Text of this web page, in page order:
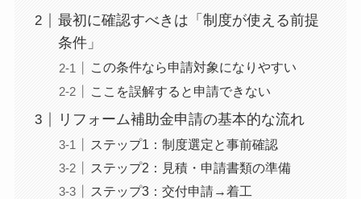
最初に確認すべきは「制度が使える前提
条件」
この条件なら申請対象になりやすい
ここを誤解すると申請できない
リフォーム補助金申請の基本的な流れ
ステップ1：制度選定と事前確認
ステップ2：見積・申請書類の準備
ステップ3：交付申請→着工